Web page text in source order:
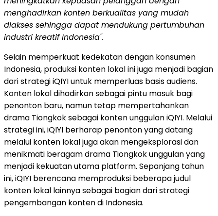
menghadirkan konten berkualitas yang mudah
diakses sehingga dapat mendukung pertumbuhan
industri kreatif Indonesia".
Selain memperkuat kedekatan dengan konsumen
Indonesia, produksi konten lokal ini juga menjadi bagian
dari strategi iQIYI untuk memperluas basis audiens.
Konten lokal dihadirkan sebagai pintu masuk bagi
penonton baru, namun tetap mempertahankan
drama Tiongkok sebagai konten unggulan iQIYI. Melalui
strategi ini, iQIYI berharap penonton yang datang
melalui konten lokal juga akan mengeksplorasi dan
menikmati beragam drama Tiongkok unggulan yang
menjadi kekuatan utama platform. Sepanjang tahun
ini, iQIYI berencana memproduksi beberapa judul
konten lokal lainnya sebagai bagian dari strategi
pengembangan konten di Indonesia.